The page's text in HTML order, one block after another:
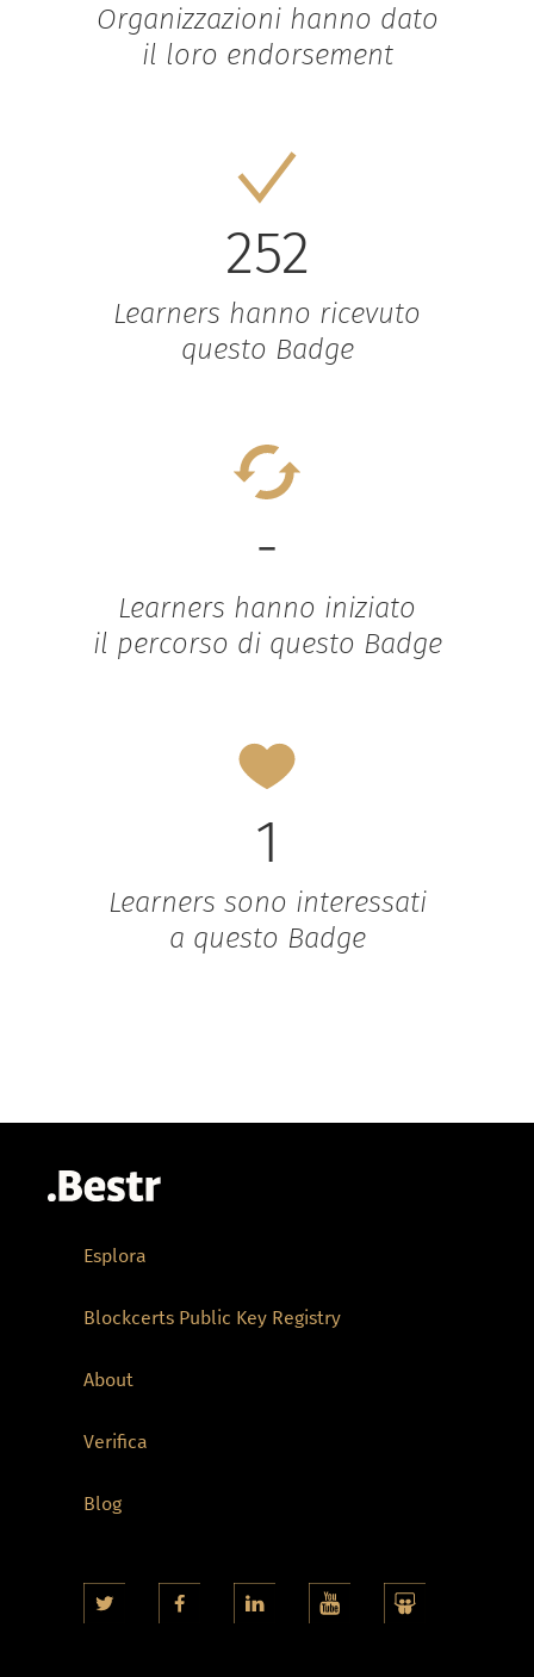
Organizzazioni hanno dato
il loro endorsement
252
Learners hanno ricevuto
questo Badge
-
Learners hanno iniziato
il percorso di questo Badge
1
Learners sono interessati
a questo Badge
Esplora
Blockcerts Public Key Registry
About
Verifica
Blog